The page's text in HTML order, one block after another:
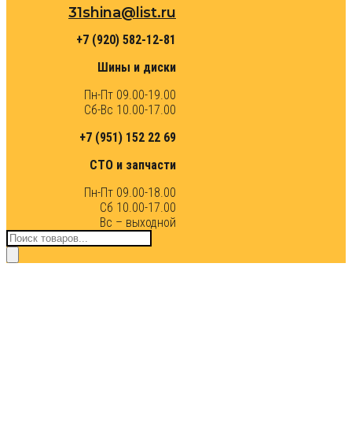
31shina@list.ru
+7 (920) 582-12-81
Шины и диски
Пн-Пт 09.00-19.00
Сб-Вс 10.00-17.00
+7 (951) 152 22 69
СТО и запчасти
Пн-Пт 09.00-18.00
Сб 10.00-17.00
Вс – выходной
Поиск
товаров